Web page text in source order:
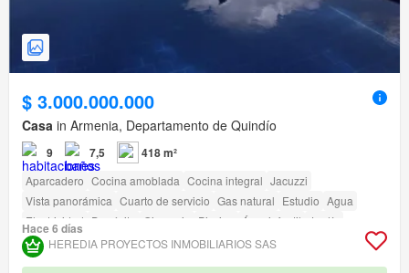
$ 3.000.000.000
Casa in Armenia, Departamento de Quindío
9 7,5 418 m²
Aparcadero Cocina amoblada Cocina integral Jacuzzi
Vista panorámica Cuarto de servicio Gas natural Estudio Agua
Electricidad Depósito Gimnasio Piscina Área infantil
Jardín
Barbecue Acceso para personas con discapacidad Cancha de tenis
Hace 6 días
HEREDIA PROYECTOS INMOBILIARIOS SAS